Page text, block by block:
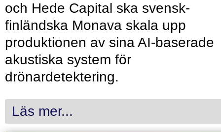
och Hede Capital ska svensk-
finländska Monava skala upp
produktionen av sina AI-baserade
akustiska system för
drönardetektering.
Läs mer...